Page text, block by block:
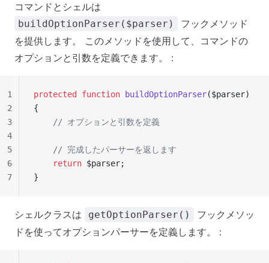
コマンドとシェルは
buildOptionParser($parser)
フックメソッド
を提供します。 このメソッドを使用して、コマンドの
オプションと引数を定義できます。 :
protected function buildOptionParser($parser)
{
    // オプションと引数を定義
    // 完成したパーサーを返します
    return
$parser;
}
1
2
3
4
5
6
7
シェルクラスは getOptionParser()
フックメソッ
ドを使ってオプションパーサーを定義します。 :